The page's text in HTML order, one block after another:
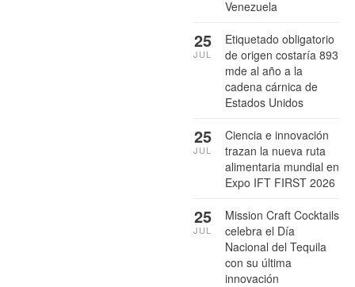
Venezuela
Etiquetado obligatorio
de origen costaría 893
mde al año a la
cadena cárnica de
Estados Unidos
25
JUL
Ciencia e innovación
trazan la nueva ruta
alimentaria mundial en
Expo IFT FIRST 2026
25
JUL
Mission Craft Cocktails
celebra el Día
Nacional del Tequila
con su última
innovación
25
JUL